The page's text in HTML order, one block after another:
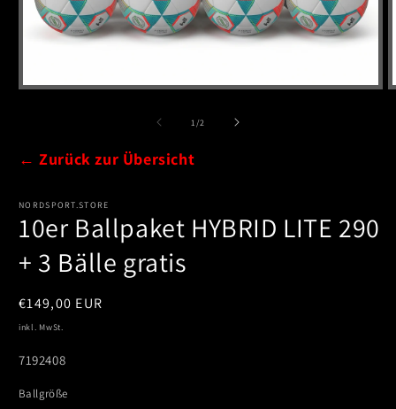
Medien
1 /von
2
← Zurück zur Übersicht
NORDSPORT.STORE
10er Ballpaket HYBRID LITE 290
+ 3 Bälle gratis
Normaler
Preis
€149,00 EUR
inkl. MwSt.
SKU:
7192408
Ballgröße